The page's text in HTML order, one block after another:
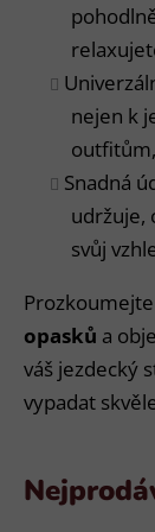
nejen k
Snadná
udržuje,
svůj
opasků a
váš jezdecký
vypadat